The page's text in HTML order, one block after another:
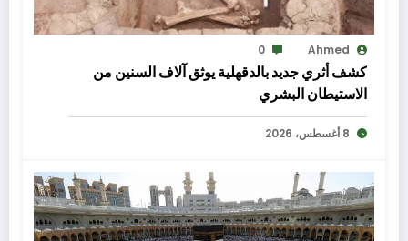
Ahmed
0
كشف أثري جديد بالدقهلية يوثق آلاف السنين من
الاستيطان البشري
8 أغسطس، 2026